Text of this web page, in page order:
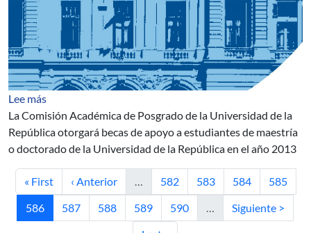
Lee mássobre Becas de Apoyo a Posgrados
La Comisión Académica de Posgrado de la Universidad de la
República otorgará becas de apoyo a estudiantes de maestría
o doctorado de la Universidad de la República en el año 2013
Primera página
« First Página anterior
‹ Anterior … Página
582 Página
583 Página
584 Página
585
Página actual
586 Página
587 Página
588 Página
589 Página
590 … Siguiente página
Siguiente >